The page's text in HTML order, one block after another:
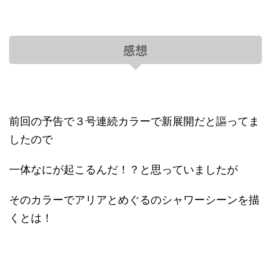
感想
前回の予告で３号連続カラーで新展開だと謳ってま
したので
一体なにが起こるんだ！？と思っていましたが
そのカラーでアリアとめぐるのシャワーシーンを描
くとは！